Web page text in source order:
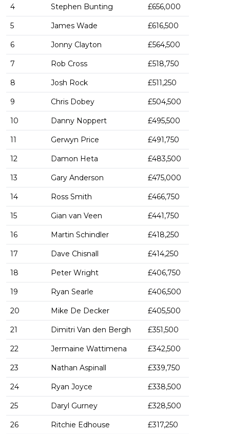
4 Stephen Bunting £656,000
5 James Wade £616,500
6 Jonny Clayton £564,500
7 Rob Cross £518,750
8 Josh Rock £511,250
9 Chris Dobey £504,500
10 Danny Noppert £495,500
11 Gerwyn Price £491,750
12 Damon Heta £483,500
13 Gary Anderson £475,000
14 Ross Smith £466,750
15 Gian van Veen £441,750
16 Martin Schindler £418,250
17 Dave Chisnall £414,250
18 Peter Wright £406,750
19 Ryan Searle £406,500
20 Mike De Decker £405,500
21 Dimitri Van den Bergh £351,500
22 Jermaine Wattimena £342,500
23 Nathan Aspinall £339,750
24 Ryan Joyce £338,500
25 Daryl Gurney £328,500
26 Ritchie Edhouse £317,250